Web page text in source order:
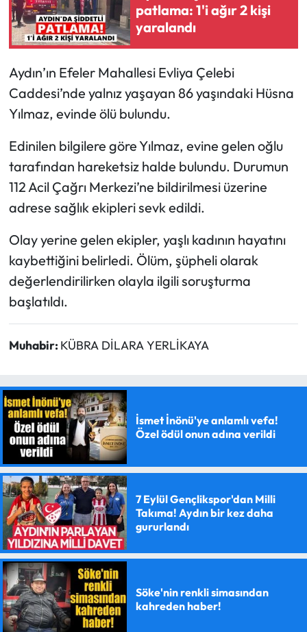
patlama: 1'i ağır 2 kişi
yaralandı
Aydın’ın Efeler Mahallesi Evliya Çelebi
Caddesi’nde yalnız yaşayan 86 yaşındaki Hüsna
Yılmaz, evinde ölü bulundu.
Edinilen bilgilere göre Yılmaz, evine gelen oğlu
tarafından hareketsiz halde bulundu. Durumun
112 Acil Çağrı Merkezi’ne bildirilmesi üzerine
adrese sağlık ekipleri sevk edildi.
Olay yerine gelen ekipler, yaşlı kadının hayatını
kaybettiğini belirledi. Ölüm, şüpheli olarak
değerlendirilirken olayla ilgili soruşturma
başlatıldı.
Muhabir: KÜBRA DİLARA YERLİKAYA
İsmet İnönü'ye anlamlı vefa!
Özel ödül onun adına verildi
7 Eylül Gençlikspor'dan Milli
Takıma! Aydın bir kez daha
gururlandı
Söke'nin renkli simasından
kahreden haber!